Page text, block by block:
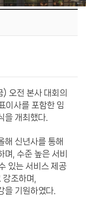
오전 본사 대회의
이사를 포함한 임
을 개최했다.
해 신년사를 통해
, 수준 높은 서비
있는 서비스 제공
조하며,
을 기원하였다.